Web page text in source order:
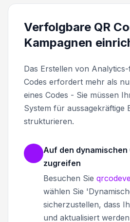
Verfolgbare QR
Kampagnen
Das Erstellen von Analytics-
Codes erfordert mehr als
eines Codes - Sie müssen
System für aussagekräftige
strukturieren.
Auf den dynamischen
zugreifen
Besuchen Sie
wählen Sie
sicherzustellen, dass
und aktualisiert